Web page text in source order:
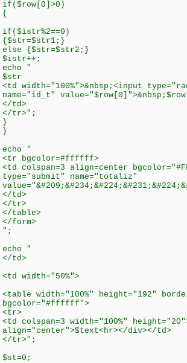
if($row[0]>0)
{
if($istr%2==0)
{$str=$str1;}
else {$str=$str2;}
$istr++;
echo "
$str
<td width="100%">&nbsp;<input
name="id_t"
</td>
</tr>";
}
}
echo "
<tr bgcolor=#ffffff>
<td colspan=3 align=center
type="submit" name="totaliz"
</td>
</tr>
</table>
</form>
";
echo "
</td>
<td width="50%">
<table width="100%" height="192"
bgcolor="#ffffff">
<tr>
<td colspan=3 width="100%"
align="center">$text<hr></div></td>
</tr>";
$st=0;